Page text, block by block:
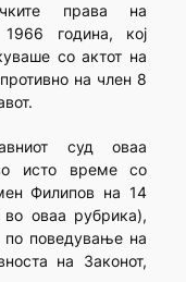
права на
година, кој
со актот на
на член 8
суд оваа
исто време со
Филипов на 14
оваа рубрика),
по поведување на
на Законот,